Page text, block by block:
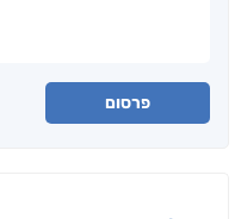
פרסום